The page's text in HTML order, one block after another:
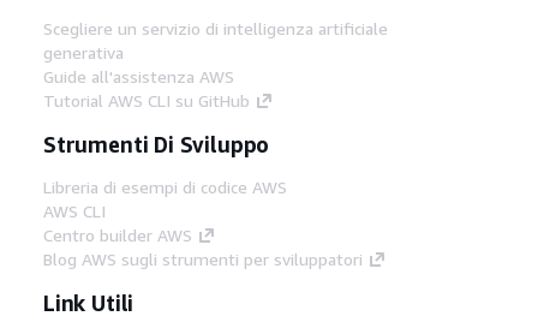
Scegliere un servizio di intelligenza artificiale
generativa
Guide all'assistenza AWS
Tutorial AWS CLI su GitHub
Strumenti Di Sviluppo
Libreria di esempi di codice AWS
AWS CLI
Centro builder AWS
Blog AWS sugli strumenti per sviluppatori
Link Utili